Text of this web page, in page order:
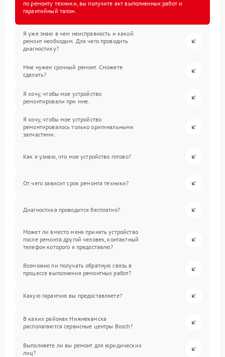
по ремонту техники, вы получите акт выполненных работ и
гарантийный талон.
Я уже знаю в чем неисправность и какой
ремонт необходим. Для чего проводить
диагностику?
Мне нужен срочный ремонт. Сможете
сделать?
Я хочу, чтобы мое устройство
ремонтировали при мне.
Я хочу, чтобы мое устройство
ремонтировалось только оригинальными
запчастями.
Как я узнаю, что мое устройство готово?
От чего зависит срок ремонта техники?
Диагностика проводится бесплатно?
Может ли вместо меня принять устройство
после ремонта другой человек, контактный
телефон которого я предоставлю?
Возможно ли получать обратную связь в
процессе выполнения ремонтных работ?
Какую гарантию вы предоставляете?
В каких районах Нижнекамска
располагаются сервисные центры Bosch?
Выполняете ли вы ремонт для юридических
лиц?